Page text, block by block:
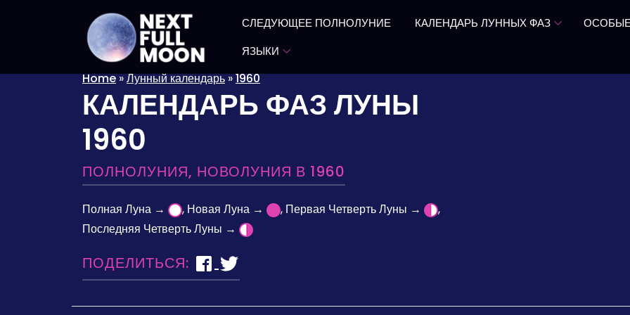
СЛЕДУЮЩЕЕ ПОЛНОЛУНИЕ КАЛЕНДАРЬ ЛУННЫХ ФАЗ
ЯЗЫКИ
Home»Лунный календарь»1960
КАЛЕНДАРЬ ФАЗ ЛУНЫ
1960
ПОЛНОЛУНИЯ, НОВОЛУНИЯ В 1960
Полная Луна → , Новая Луна → , Первая Четверть Луны →
,
Последняя Четверть Луны →
ПОДЕЛИТЬСЯ: